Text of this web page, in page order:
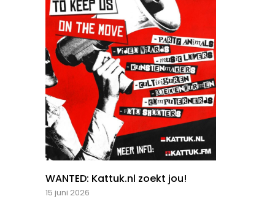
WANTED: Kattuk.nl zoekt jou!
15 juni 2026